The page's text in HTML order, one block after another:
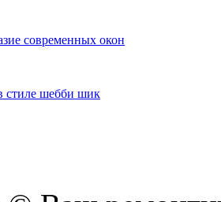
современных окон
стиле шебби шик